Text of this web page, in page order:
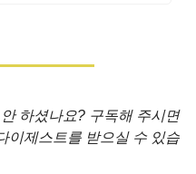
하셨나요? 구독해 주시면
이제스트를 받으실 수 있습